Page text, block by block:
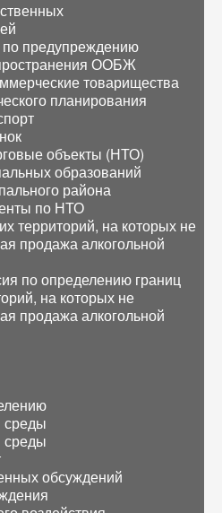
предупреждению
ООБЖ
товарищества
планирования
объекты (НТО)
образований
района
по НТО
территорий, на которых не
продажа алкогольной
по определению границ
на которых не
продажа алкогольной
обсуждений